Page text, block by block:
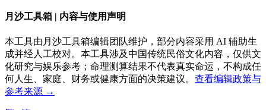
月沙工具箱 | 内容与使用声明
本工具由月沙工具箱编辑团队维护，部分内容采用 AI 辅助生
成并经人工校对。本工具涉及中国传统民俗文化内容，仅供文
化研究与娱乐参考；命理测算结果不代表真实命运，不构成任
何人生、家庭、财务或健康方面的决策建议。 查看编辑政策与
参考来源 →